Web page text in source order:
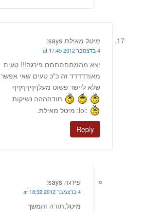
מיטל מאילת says:
4 בדצמבר 2012 at 17:45
יצא מהמםםםםםם פירגה!!! טעים
מאודדדדד זה כ"כ טעים שאי אפשר
שלא ליישר פשוט מעלףףףףףף
תודהההה נשיקות
:lol: מיטל מאילת.
Reply
פירגה says:
4 בדצמבר 2012 at 18:32
מיטל,תודה והמשך